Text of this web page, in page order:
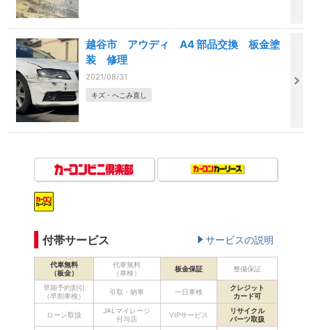
越谷市 アウディ A4 部品交換 板金塗
装 修理
2021/08/31
キズ・へこみ直し
付帯サービス サービスの説明
代車無料
（板金）
代車無料
（車検）
板金保証 整備保証
早期予約割引
（早割車検）
引取・納車 一日車検
クレジット
カード可
ローン取扱
JALマイレージ
付与店
VIPサービス
リサイクル
パーツ取扱